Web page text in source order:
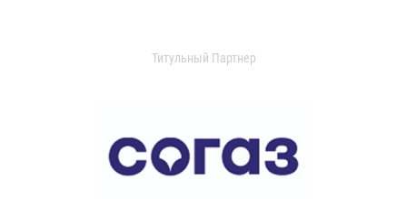
Титульный Партнер